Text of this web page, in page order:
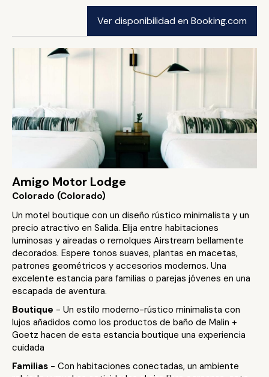
Ver disponibilidad en Booking.com
Amigo Motor Lodge
Colorado (Colorado)
Un motel boutique con un diseño rústico minimalista y un
precio atractivo en Salida. Elija entre habitaciones
luminosas y aireadas o remolques Airstream bellamente
decorados. Espere tonos suaves, plantas en macetas,
patrones geométricos y accesorios modernos. Una
excelente estancia para familias o parejas jóvenes en una
escapada de aventura.
Boutique - Un estilo moderno-rústico minimalista con
lujos añadidos como los productos de baño de Malin +
Goetz hacen de esta estancia boutique una experiencia
cuidada
Familias - Con habitaciones conectadas, un ambiente